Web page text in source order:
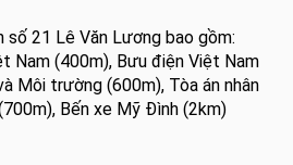
số 21 Lê Văn Lương bao gồm:
Nam (400m), Bưu điện Việt Nam
Môi trường (600m), Tòa án nhân
Bến xe Mỹ Đình (2km)